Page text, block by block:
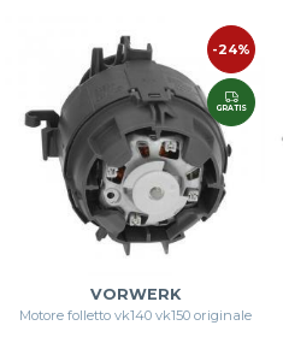
-24%
GRATIS
VORWERK
Motore folletto vk140 vk150 originale